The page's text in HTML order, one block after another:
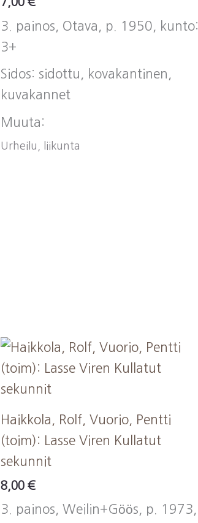
3. painos, Otava, p. 1950, kunto:
3+
Sidos: sidottu, kovakantinen,
kuvakannet
Muuta:
Urheilu, liikunta
Haikkola, Rolf, Vuorio, Pentti
(toim): Lasse Viren Kullatut
sekunnit
8,00€
3. painos, Weilin+Göös, p. 1973,